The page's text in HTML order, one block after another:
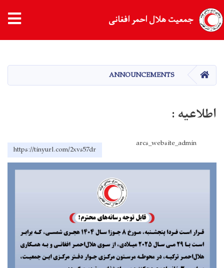
main
content
جمعیت هلال احمر افغانی
HOME
ANNOUNCEMENTS
اطلاعیه :
arcs_website_admin
https://tinyurl.com/2xvs57dr